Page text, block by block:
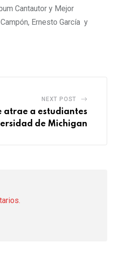
Cantautor y Mejor
Ernesto García y
NEXT POST
atrae a estudiantes
de Michigan